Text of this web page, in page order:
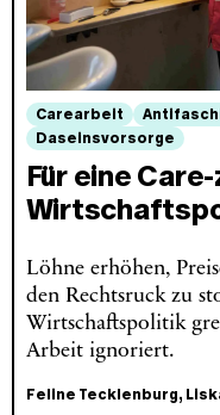
Carearbeit
Daseinsvorsorge
Für eine
Löhne erhöhen,
den Rechtsruck zu
Wirtschaftspolitik
Arbeit ignoriert.
Feline Tecklenburg,